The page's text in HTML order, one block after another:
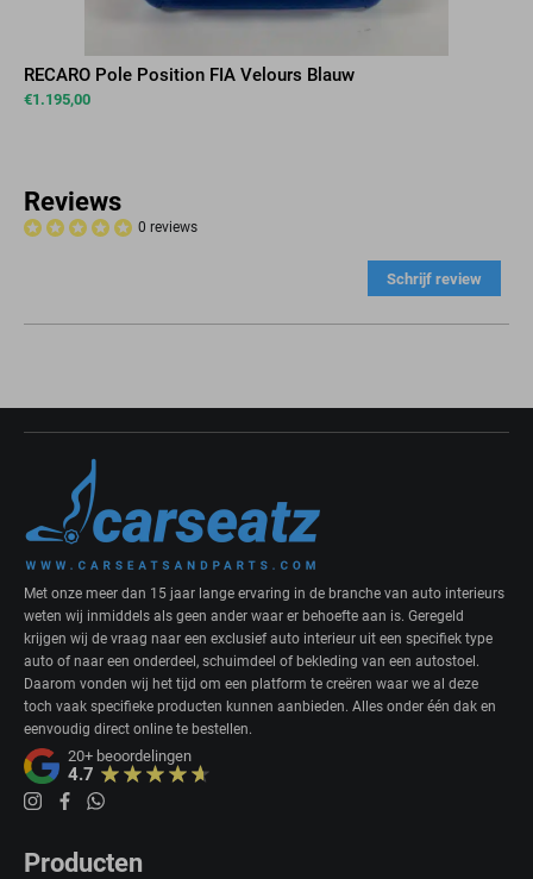
RECARO Pole Position FIA Velours Blauw
€1.195,00
Reviews
0 reviews
Schrijf review
Met onze meer dan 15 jaar lange ervaring in de branche van auto interieurs
weten wij inmiddels als geen ander waar er behoefte aan is. Geregeld
krijgen wij de vraag naar een exclusief auto interieur uit een specifiek type
auto of naar een onderdeel, schuimdeel of bekleding van een autostoel.
Daarom vonden wij het tijd om een platform te creëren waar we al deze
toch vaak specifieke producten kunnen aanbieden. Alles onder één dak en
eenvoudig direct online te bestellen.
20+ beoordelingen
4.7
Producten